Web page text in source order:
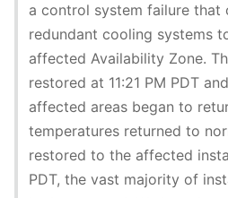
a control system failure that
redundant cooling systems
affected Availability Zone.
restored at 11:21 PM PDT
affected areas began to
temperatures returned to
restored to the affected
PDT, the vast majority of